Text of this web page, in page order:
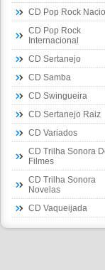
CD Pop Rock
CD Pop Rock
Internacional
CD Sertanejo
CD Samba
CD Swingueira
CD Sertanejo Raiz
CD Variados
CD Trilha Sonora
Filmes
CD Trilha Sonora
Novelas
CD Vaqueijada